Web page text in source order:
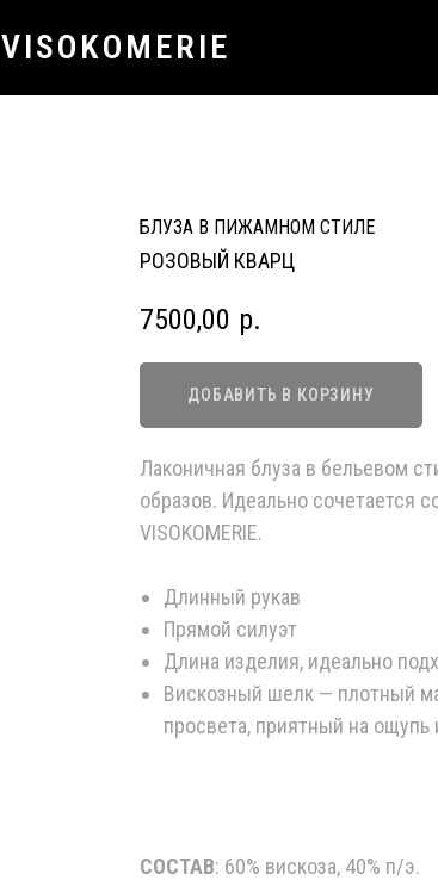
VISO KOMERIE
БЛУЗА В ПИЖАМНОМ СТИЛЕ
РОЗОВЫЙ КВАРЦ
7500,00 р.
ДОБАВИТЬ В КОРЗИНУ
Лаконичная блуза в бельевом
образов. Идеально сочетается
VISOKOMERIE.
Длинный рукав
Прямой силуэт
Длина изделия, идеально
Вискозный шелк — плотный
просвета, приятный на ощупь
СОСТАВ: 60% вискоза, 40% п/э.